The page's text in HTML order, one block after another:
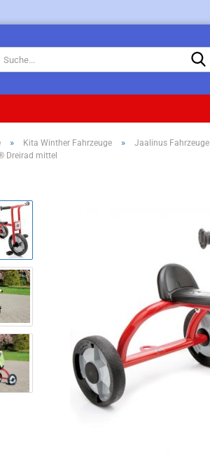
» Kita Winther Fahrzeuge » Jaalinus Fahrzeuge
Dreirad mittel